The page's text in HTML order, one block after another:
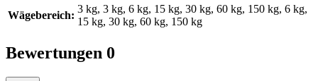
Wägebereich:
3 kg, 3 kg, 6 kg, 15 kg, 30 kg, 60 kg, 150 kg, 6 kg,
15 kg, 30 kg, 60 kg, 150 kg
Bewertungen 0